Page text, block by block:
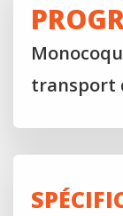
transport